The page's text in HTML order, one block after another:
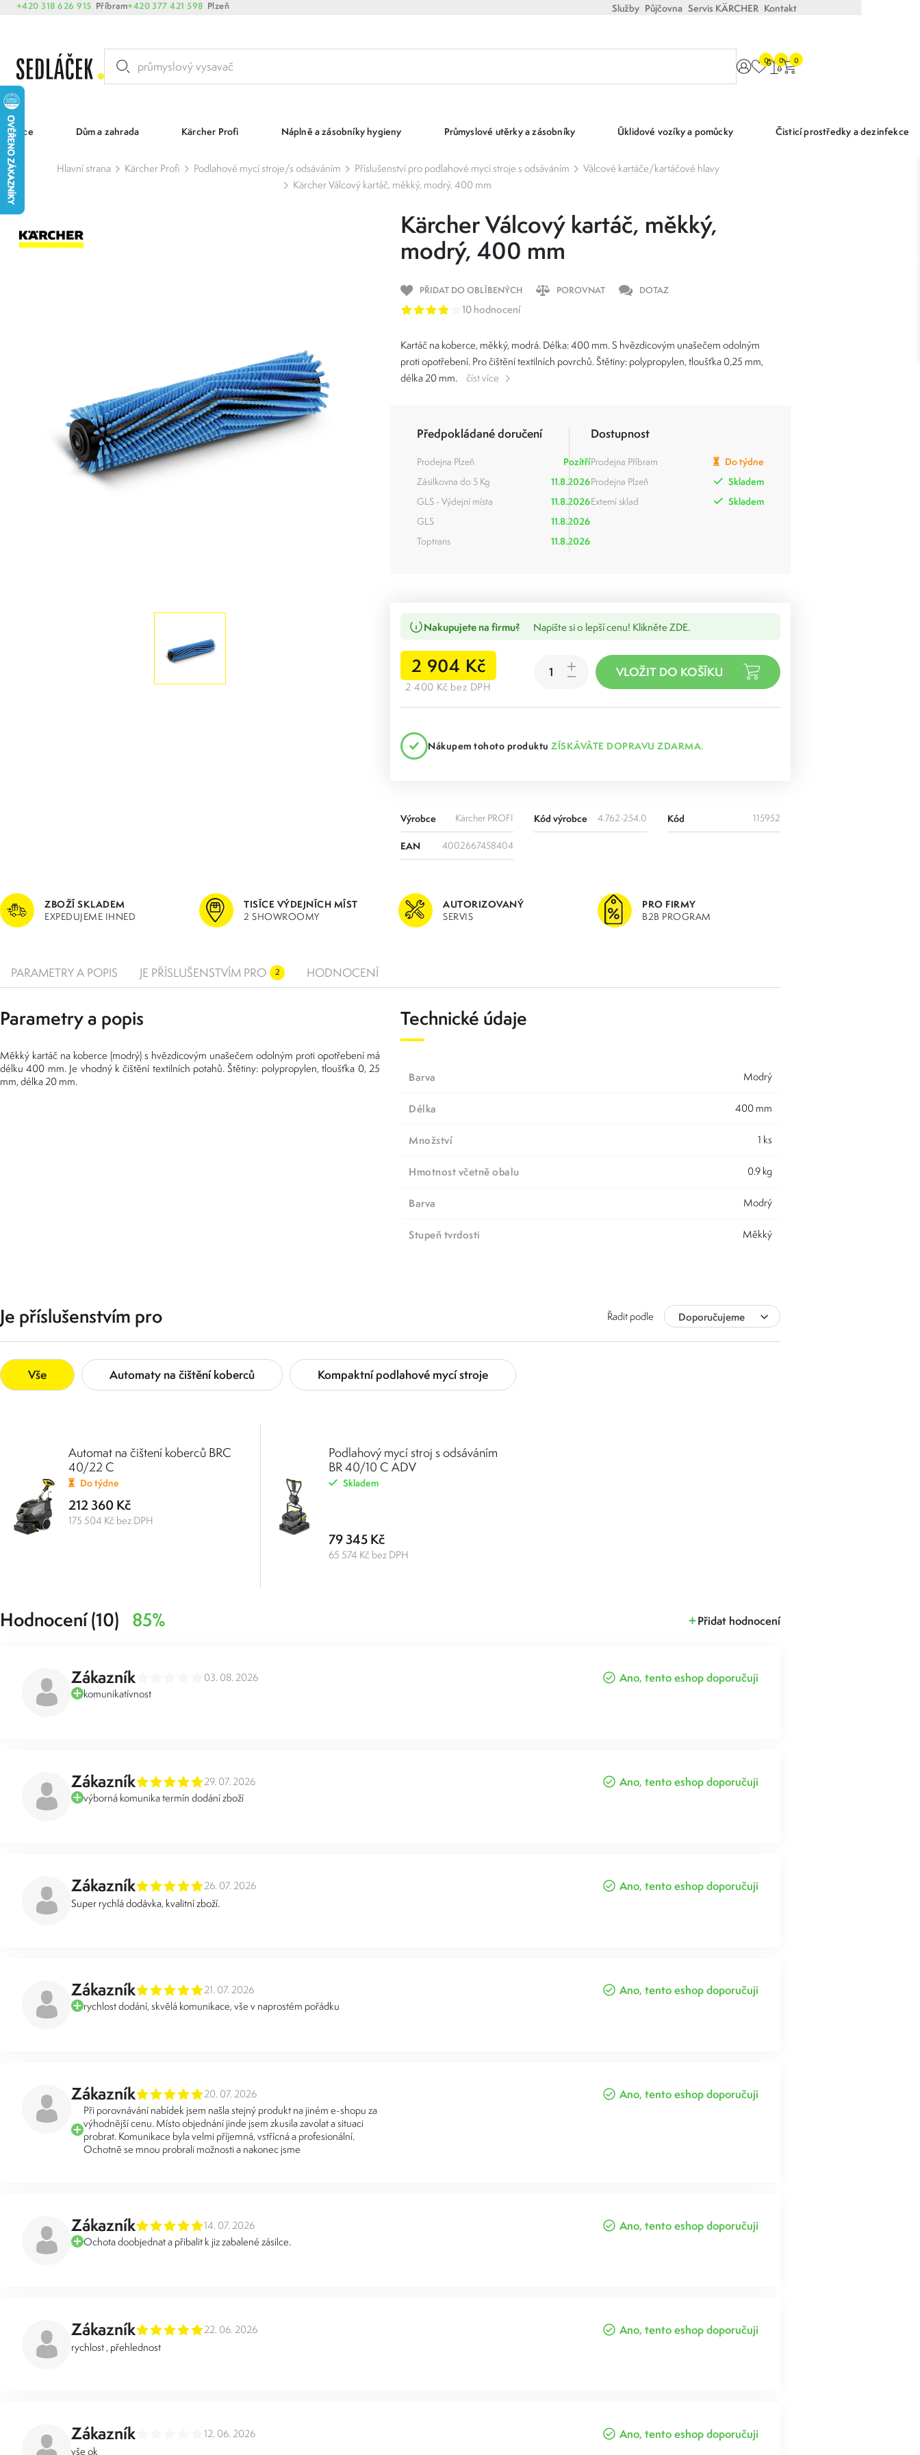
+420 318 626 915 Příbram+420 377 421 598 Plzeň Služby Půjčovna Servis KÄRCHER Kontakt
0 0 0
Akce Dům a zahrada Kärcher Profi Náplně a zásobníky hygieny Průmyslové utěrky a zásobníky Úklidové vozíky a pomůcky Čisticí prostředky a dezinfekce
Hlavní strana Kärcher Profi Podlahové mycí stroje/s odsáváním Příslušenství pro podlahové mycí stroje s odsáváním
Válcové kartáče/kartáčové hlavy
Kärcher Válcový kartáč, měkký, modrý, 400 mm
Kärcher Válcový kartáč, měkký,
modrý, 400 mm
PŘIDAT DO OBLÍBENÝCH POROVNAT DOTAZ
10 hodnocení
Kartáč na koberce, měkký, modrá. Délka: 400 mm. S hvězdicovým unašečem odolným
proti opotřebení. Pro čištění textilních povrchů. Štětiny: polypropylen, tloušťka 0,25 mm,
délka 20 mm.
číst více
Předpokládané doručení
Prodejna Plzeň
Pozítří
Zásilkovna do 5 Kg
11.8.2026
GLS - Výdejní místa
11.8.2026
GLS
11.8.2026
Toptrans
11.8.2026
Dostupnost
Prodejna Příbram
Do týdne
Prodejna Plzeň
Skladem
Externí sklad
Skladem
Nakupujete na firmu? Napište si o lepší cenu! Klikněte ZDE.
2 904 Kč
2 400 Kč bez DPH
Nákupem tohoto produktu ZÍSKÁVÁTE DOPRAVU ZDARMA.
Výrobce Kärcher PROFI Kód výrobce 4.762-254.0 Kód 115952
EAN 4002667458404
ZBOŽÍ SKLADEM
EXPEDUJEME IHNED
TISÍCE VÝDEJNÍCH MÍST
2 SHOWROOMY
AUTORIZOVANÝ
SERVIS
PRO FIRMY
B2B PROGRAM
PARAMETRY A POPIS JE PŘÍSLUŠENSTVÍM PRO 2 HODNOCENÍ
Parametry a popis
Měkký kartáč na koberce (modrý) s hvězdicovým unašečem odolným proti opotřebení má
délku 400 mm. Je vhodný k čištění textilních potahů. Štětiny: polypropylen, tloušťka 0, 25
mm, délka 20 mm.
Technické údaje
barva modrý
Délka 400 mm
Množství 1 ks
Hmotnost včetně obalu 0.9 kg
Barva modrý
Stupeň tvrdosti měkký
Je příslušenstvím pro Řadit podle Doporučujeme
Vše Automaty na čištění koberců Kompaktní podlahové mycí stroje
Automat na čištení koberců BRC
40/22 C
Do týdne
212 360 Kč
175 504 Kč bez DPH
Podlahový mycí stroj s odsáváním
BR 40/10 C ADV
Skladem
79 345 Kč
65 574 Kč bez DPH
Hodnocení (10) 85% Přidat hodnocení
Zákazník 03. 08. 2026 Ano, tento eshop doporučuji
komunikatívnost
Zákazník 29. 07. 2026 Ano, tento eshop doporučuji
výborná komunika termín dodání zboží
Zákazník 26. 07. 2026 Ano, tento eshop doporučuji
Super rychlá dodávka, kvalitní zboží.
Zákazník 21. 07. 2026 Ano, tento eshop doporučuji
rychlost dodání, skvělá komunikace, vše v naprostém pořádku
Zákazník 20. 07. 2026 Ano, tento eshop doporučuji
Při porovnávání nabídek jsem našla stejný produkt na jiném e-shopu za
výhodnější cenu. Místo objednání jinde jsem zkusila zavolat a situaci
probrat. Komunikace byla velmi příjemná, vstřícná a profesionální.
Ochotně se mnou probrali možnosti a nakonec jsme
Zákazník 14. 07. 2026 Ano, tento eshop doporučuji
Ochota doobjednat a přibalit k jiz zabalené zásilce.
Zákazník 22. 06. 2026 Ano, tento eshop doporučuji
rychlost , přehlednost
Zákazník 12. 06. 2026 Ano, tento eshop doporučuji
vše ok